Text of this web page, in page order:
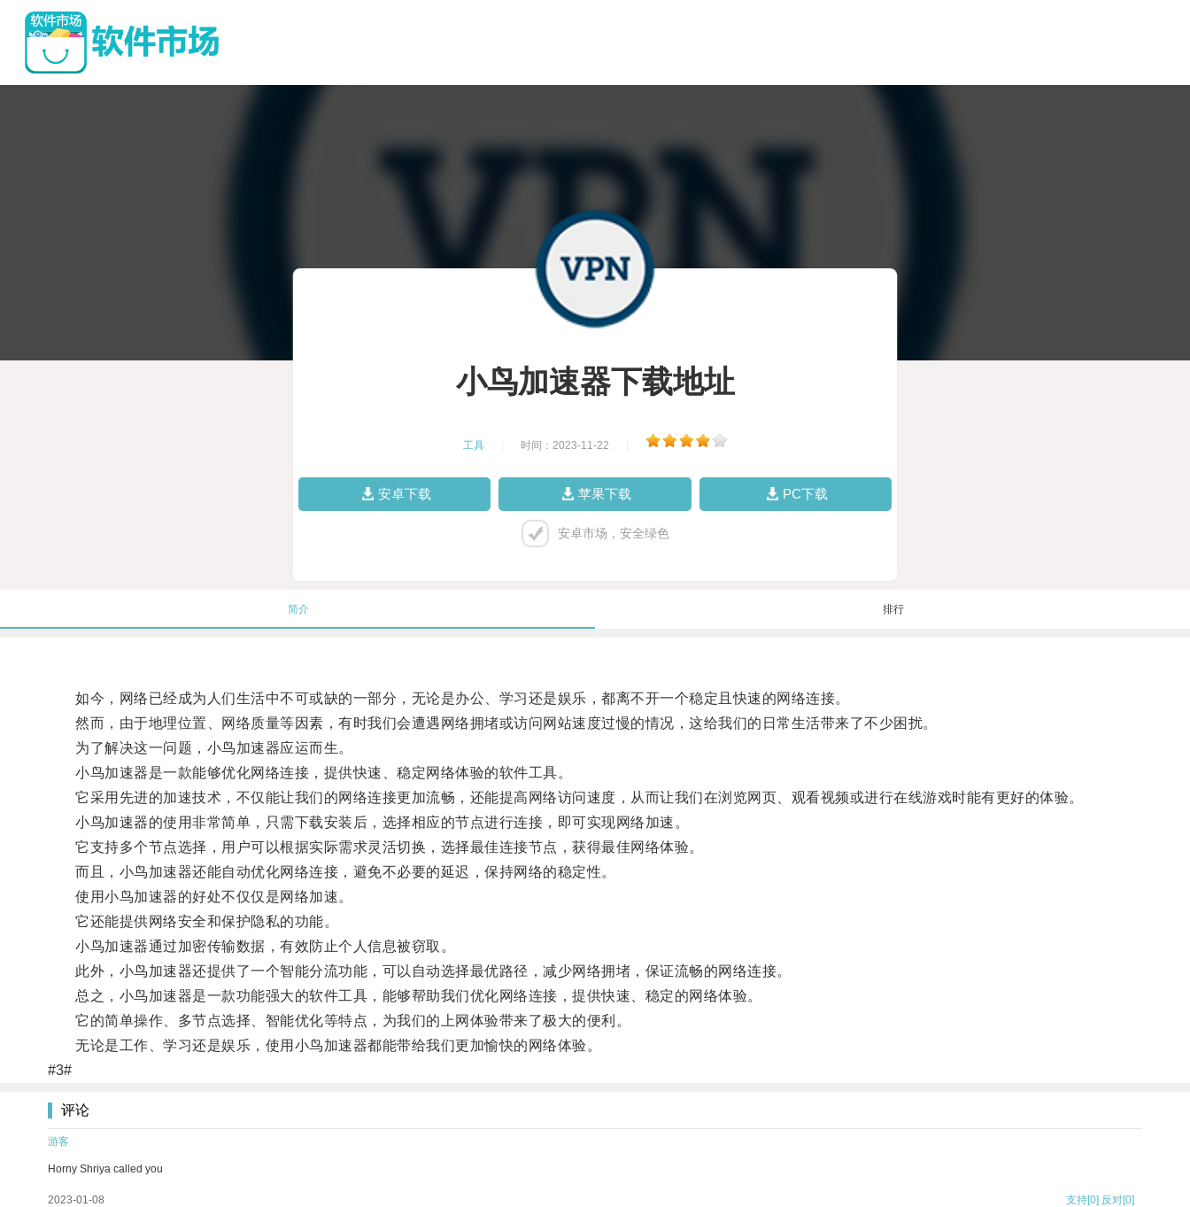
小鸟加速器下载地址
工具 时间：2023-11-22
安卓下载 苹果下载 PC下载
安卓市场，安全绿色
简介 排行
如今，网络已经成为人们生活中不可或缺的一部分，无论是办公、学习还是娱乐，都离不开一个稳定且快速的网络连接。
然而，由于地理位置、网络质量等因素，有时我们会遭遇网络拥堵或访问网站速度过慢的情况，这给我们的日常生活带来了不少困扰。
为了解决这一问题，小鸟加速器应运而生。
小鸟加速器是一款能够优化网络连接，提供快速、稳定网络体验的软件工具。
它采用先进的加速技术，不仅能让我们的网络连接更加流畅，还能提高网络访问速度，从而让我们在浏览网页、观看视频或进行在线游戏时能有更好的体验。
小鸟加速器的使用非常简单，只需下载安装后，选择相应的节点进行连接，即可实现网络加速。
它支持多个节点选择，用户可以根据实际需求灵活切换，选择最佳连接节点，获得最佳网络体验。
而且，小鸟加速器还能自动优化网络连接，避免不必要的延迟，保持网络的稳定性。
使用小鸟加速器的好处不仅仅是网络加速。
它还能提供网络安全和保护隐私的功能。
小鸟加速器通过加密传输数据，有效防止个人信息被窃取。
此外，小鸟加速器还提供了一个智能分流功能，可以自动选择最优路径，减少网络拥堵，保证流畅的网络连接。
总之，小鸟加速器是一款功能强大的软件工具，能够帮助我们优化网络连接，提供快速、稳定的网络体验。
它的简单操作、多节点选择、智能优化等特点，为我们的上网体验带来了极大的便利。
无论是工作、学习还是娱乐，使用小鸟加速器都能带给我们更加愉快的网络体验。
#3#
评论
游客
Horny Shriya called you
2023-01-08 支持[0] 反对[0]